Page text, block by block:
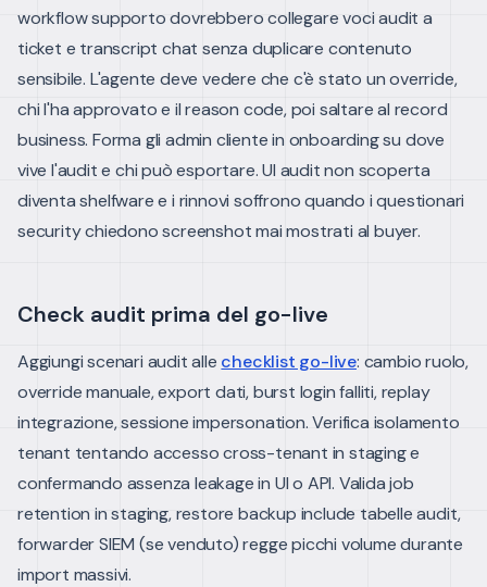
workflow supporto dovrebbero collegare voci audit a
ticket e transcript chat senza duplicare contenuto
sensibile. L'agente deve vedere che c'è stato un override,
chi l'ha approvato e il reason code, poi saltare al record
business. Forma gli admin cliente in onboarding su dove
vive l'audit e chi può esportare. UI audit non scoperta
diventa shelfware e i rinnovi soffrono quando i questionari
security chiedono screenshot mai mostrati al buyer.
Check audit prima del go-live
Aggiungi scenari audit alle checklist go-live: cambio ruolo,
override manuale, export dati, burst login falliti, replay
integrazione, sessione impersonation. Verifica isolamento
tenant tentando accesso cross-tenant in staging e
confermando assenza leakage in UI o API. Valida job
retention in staging, restore backup include tabelle audit,
forwarder SIEM (se venduto) regge picchi volume durante
import massivi.